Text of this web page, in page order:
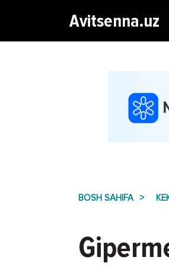
Avitsenna.uz
BOSH SAHIFA